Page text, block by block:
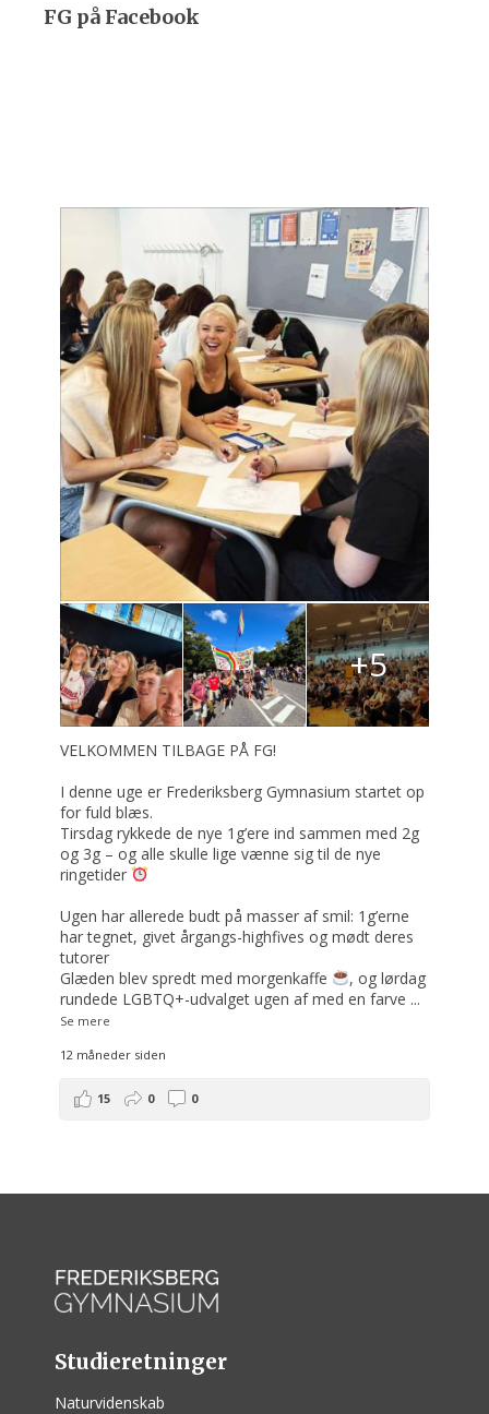
FG på Facebook
+5
VELKOMMEN TILBAGE PÅ FG!
I denne uge er Frederiksberg Gymnasium startet op
for fuld blæs.
Tirsdag rykkede de nye 1g’ere ind sammen med 2g
og 3g – og alle skulle lige vænne sig til de nye
ringetider
Ugen har allerede budt på masser af smil: 1g’erne
har tegnet, givet årgangs-highfives og mødt deres
tutorer
Glæden blev spredt med morgenkaffe
, og lørdag
rundede LGBTQ+-udvalget ugen af med en farve ...
Se mere
12 måneder siden
15 0 0
Studieretninger
Naturvidenskab